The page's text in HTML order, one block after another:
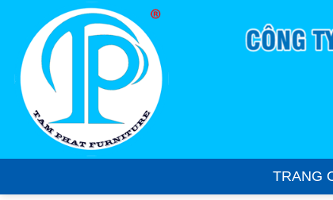
dung
TRANG